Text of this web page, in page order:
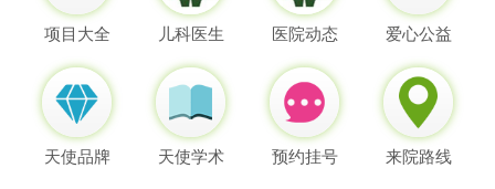
项目大全 儿科医生 医院动态 爱心公益
天使品牌 天使学术 预约挂号 来院路线